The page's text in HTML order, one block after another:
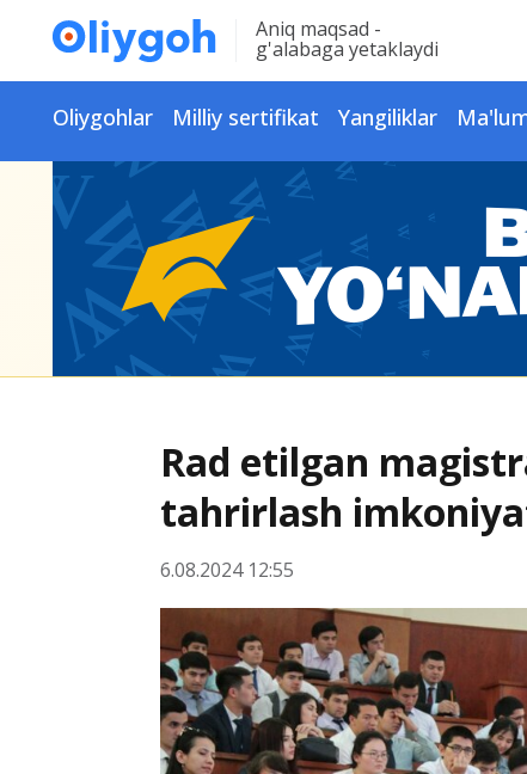
Aniq maqsad -
g'alabaga yetaklaydi
Oliygohlar Milliy sertifikat Yangiliklar
Rad etilgan
tahrirlash
6.08.2024 12:55